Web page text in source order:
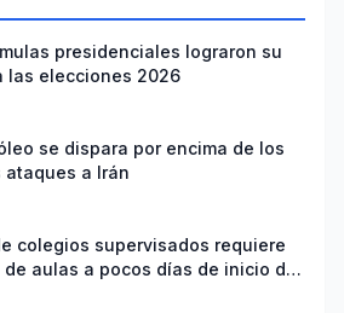
presidenciales lograron su
las elecciones 2026
se dispara por encima de los
ataques a Irán
colegios supervisados requiere
aulas a pocos días de inicio del